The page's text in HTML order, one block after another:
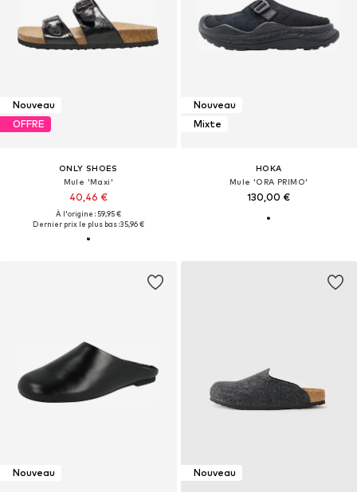
Nouveau
OFFRE
ONLY SHOES
Mule 'Maxi'
40,46 €
À l'origine : 59,95 €
Dernier prix le plus bas :35,96 €
Nouveau
Mixte
HOKA
Mule 'ORA PRIMO'
130,00 €
Nouveau Nouveau